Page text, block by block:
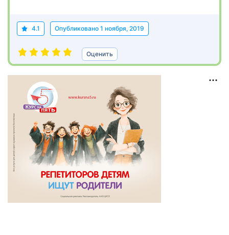
4.1 Опубликовано 1 ноября, 2019
Оценить